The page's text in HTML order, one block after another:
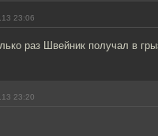
23:06
раз Швейник получал в
23:20